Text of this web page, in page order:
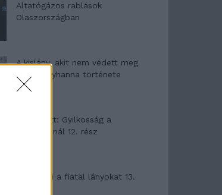
Altatógázos rablások
Olaszországban
A kislány, akit nem védett meg
senki – Lyhanna története
T. Barnett: Gyilkosság a
Garda-tónál 12. rész
T. szereti a fiatal lányokat 13.